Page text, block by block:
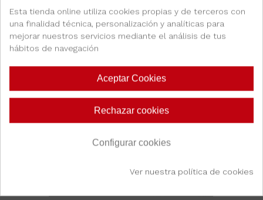
Esta tienda online utiliza cookies propias y de terceros con
una finalidad técnica, personalización y analíticas para
mejorar nuestros servicios mediante el análisis de tus
hábitos de navegación
Aceptar Cookies
Rechazar cookies
Configurar cookies
Ver nuestra política de cookies